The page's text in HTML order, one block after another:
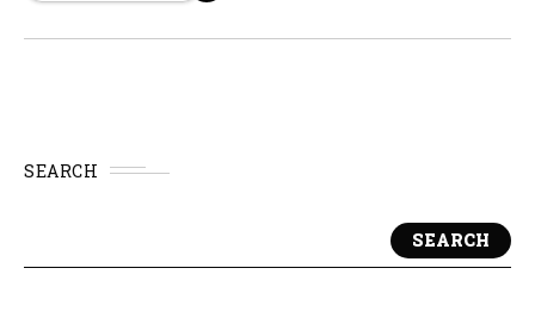
SEARCH
SEARCH